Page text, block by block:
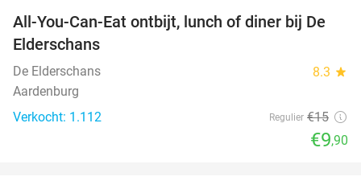
34%
All-You-Can-Eat ontbijt, lunch of diner bij De
Elderschans
De Elderschans 8.3 star
Aardenburg
Verkocht: 1.112
Regulier €15
€9,90